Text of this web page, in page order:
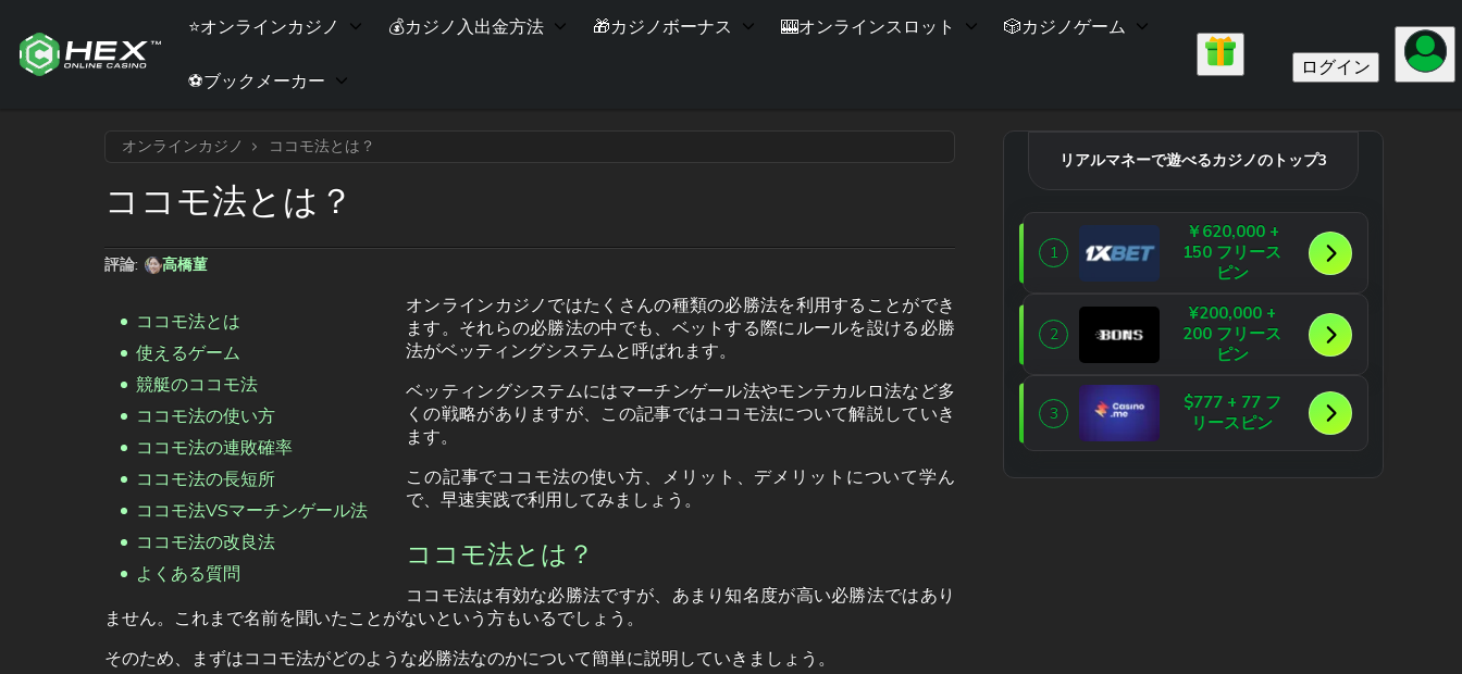
⭐オンラインカジノ 💰カジノ入出金方法 🎁カジノボーナス 🎰オンラインスロット 🎲カジノゲーム
⚽ブックメーカー
ログイン
オンラインカジノ ココモ法とは？
ココモ法とは？
評論: 高橋菫
ココモ法とは
使えるゲーム
競艇のココモ法
ココモ法の使い方
ココモ法の連敗確率
ココモ法の長短所
ココモ法VSマーチンゲール法
ココモ法の改良法
よくある質問
オンラインカジノではたくさんの種類の必勝法を利用することができ
ます。それらの必勝法の中でも、ベットする際にルールを設ける必勝
法がベッティングシステムと呼ばれます。
ベッティングシステムにはマーチンゲール法やモンテカルロ法など多
くの戦略がありますが、この記事ではココモ法について解説していき
ます。
この記事でココモ法の使い方、メリット、デメリットについて学ん
で、早速実践で利用してみましょう。
ココモ法とは？
ココモ法は有効な必勝法ですが、あまり知名度が高い必勝法ではあり
ません。これまで名前を聞いたことがないという方もいるでしょう。
そのため、まずはココモ法がどのような必勝法なのかについて簡単に説明していきましょう。
リアルマネーで遊べるカジノのトップ3
1
￥620,000 +
150 フリース
ピン
2
¥200,000 +
200 フリース
ピン
3
$777 + 77 フ
リースピン